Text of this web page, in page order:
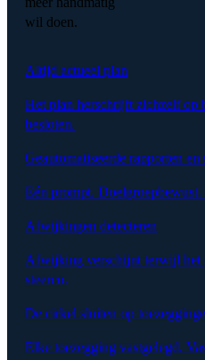
wil doen.
Altijd actueel plan
Het plan herschrijft zichzelf op
besloten.
Geautomatiseerde rapporten
Eén prompt.
Afwijkingen detecteren
Afwijking verschijnt terwijl het
steerco.
De cirkel sluiten op
Elke toezegging vastgelegd.